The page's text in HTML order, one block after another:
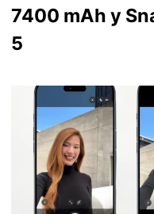
7400 mAh y
5